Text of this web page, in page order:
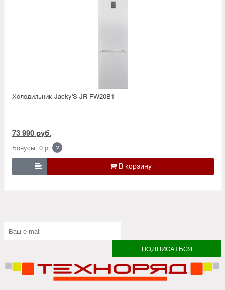
Холодильник Jacky'S JR FW20B1
73 990 руб.
Бонусы: 0 р. ?
